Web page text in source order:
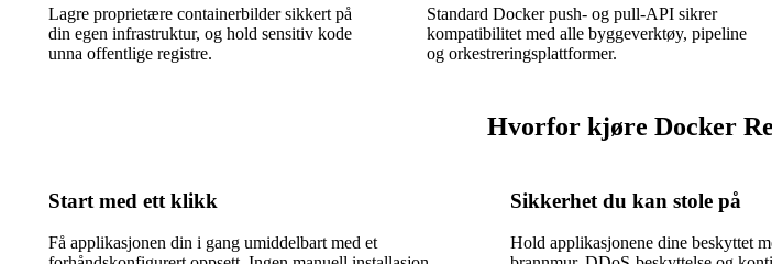
Lagre proprietære containerbilder sikkert på
din egen infrastruktur, og hold sensitiv kode
unna offentlige registre.
Standard Docker push- og pull-API sikrer
kompatibilitet med alle byggeverktøy, pipeline
og orkestreringsplattformer.
Hvorfor kjøre Docker
Start med ett klikk
Få applikasjonen din i gang umiddelbart med et
Sikkerhet du kan stole på
Hold applikasjonene dine beskyttet